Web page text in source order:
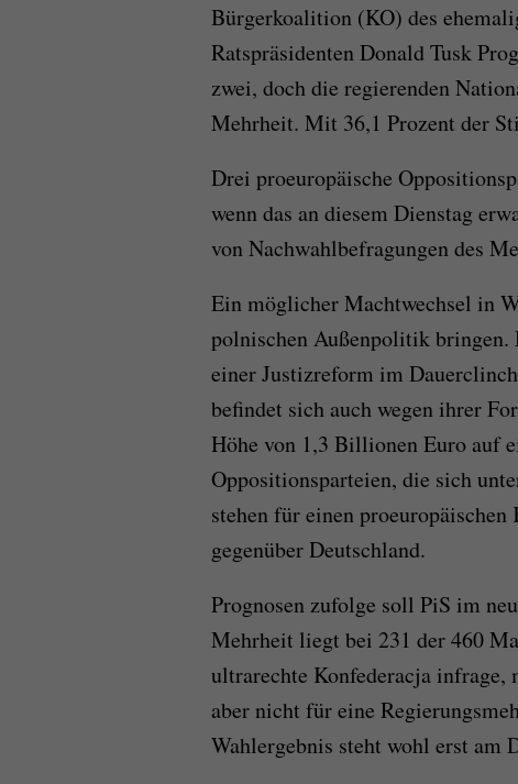
Bürgerkoalition (KO) des
Ratspräsidenten Donald Tusk
zwei, doch die regierenden
Mehrheit. Mit 36,1 Prozent der
Drei proeuropäische
wenn das an diesem Dienstag
von Nachwahlbefragungen des
Ein möglicher Machtwechsel in
polnischen Außenpolitik bringen.
einer Justizreform im
befindet sich auch wegen ihrer
Höhe von 1,3 Billionen Euro auf
Oppositionsparteien, die sich
stehen für einen
gegenüber Deutschland.
Prognosen zufolge soll PiS im
Mehrheit liegt bei 231 der 460
ultrarechte Konfederacja infrage,
aber nicht für eine
Wahlergebnis steht wohl erst am